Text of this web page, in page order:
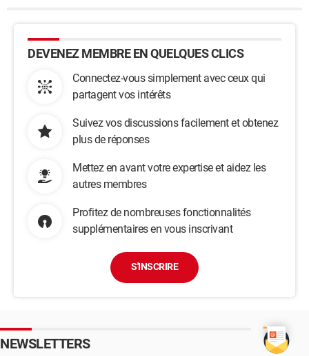
DEVENEZ MEMBRE EN QUELQUES CLICS
Connectez-vous simplement avec ceux qui
partagent vos intérêts
Suivez vos discussions facilement et obtenez
plus de réponses
Mettez en avant votre expertise et aidez les
autres membres
Profitez de nombreuses fonctionnalités
supplémentaires en vous inscrivant
S'INSCRIRE
NEWSLETTERS